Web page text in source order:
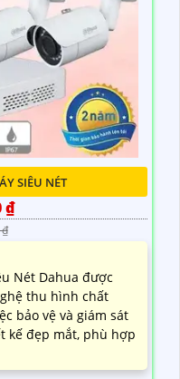
SIÊU NÉT
₫
Nét Dahua được
thu hình chất
bảo vệ và giám sát
kế đẹp mắt, phù hợp